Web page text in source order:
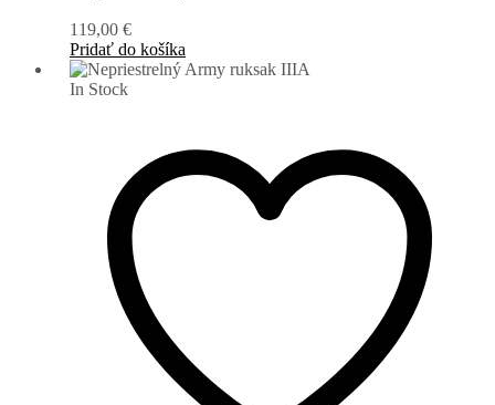
119,00 €
Pridať do košíka
In Stock